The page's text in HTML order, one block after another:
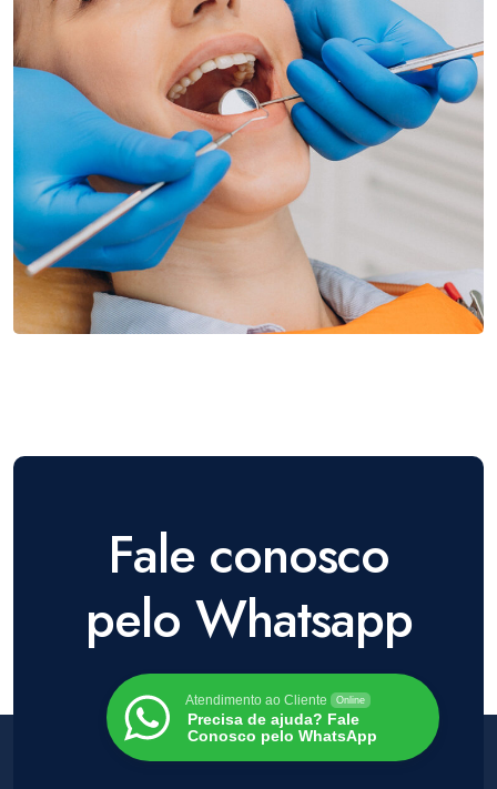
Fale conosco
pelo Whatsapp
Atendimento ao Cliente Online
Precisa de ajuda? Fale
Conosco pelo WhatsApp